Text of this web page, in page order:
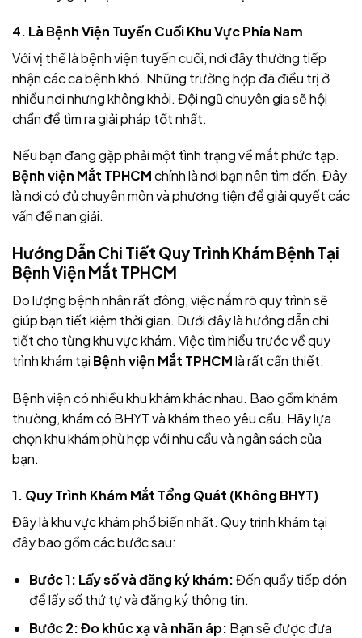
4. Là Bệnh Viện Tuyến Cuối Khu Vực Phía Nam
Với vị thế là bệnh viện tuyến cuối, nơi đây thường tiếp
nhận các ca bệnh khó. Những trường hợp đã điều trị ở
nhiều nơi nhưng không khỏi. Đội ngũ chuyên gia sẽ hội
chẩn để tìm ra giải pháp tốt nhất.
Nếu bạn đang gặp phải một tình trạng về mắt phức tạp.
Bệnh viện Mắt TPHCMchính là nơi bạn nên tìm đến. Đây
là nơi có đủ chuyên môn và phương tiện để giải quyết các
vấn đề nan giải.
Hướng Dẫn Chi Tiết Quy Trình Khám Bệnh Tại
Bệnh Viện Mắt TPHCM
Do lượng bệnh nhân rất đông, việc nắm rõ quy trình sẽ
giúp bạn tiết kiệm thời gian. Dưới đây là hướng dẫn chi
tiết cho từng khu vực khám. Việc tìm hiểu trước về quy
trình khám tại Bệnh viện Mắt TPHCMlà rất cần thiết.
Bệnh viện có nhiều khu khám khác nhau. Bao gồm khám
thường, khám có BHYT và khám theo yêu cầu. Hãy lựa
chọn khu khám phù hợp với nhu cầu và ngân sách của
bạn.
1. Quy Trình Khám Mắt Tổng Quát (Không BHYT)
Đây là khu vực khám phổ biến nhất. Quy trình khám tại
đây bao gồm các bước sau:
Bước 1: Lấy số và đăng ký khám:Đến quầy tiếp đón
để lấy số thứ tự và đăng ký thông tin.
Bước 2: Đo khúc xạ và nhãn áp: Bạn sẽ được đưa